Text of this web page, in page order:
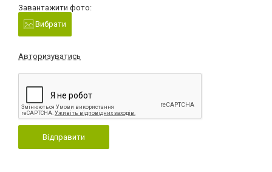
Завантажити фото:
Вибрати
Авторизуватись
Відправити